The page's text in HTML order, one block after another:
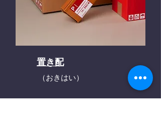
置き配
（おきはい）